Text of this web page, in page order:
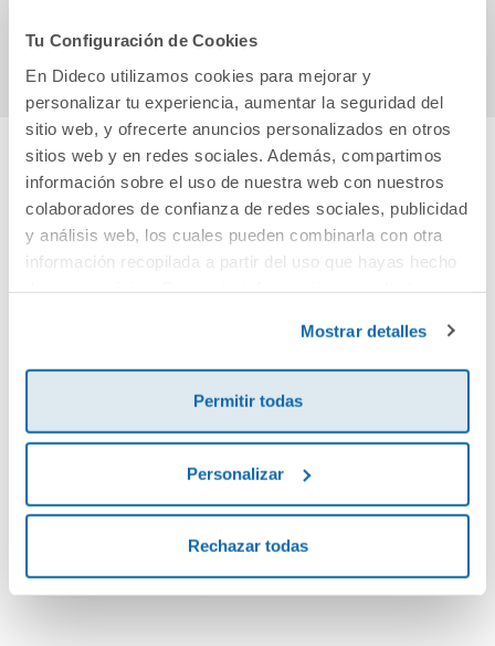
Tu Configuración de Cookies
En Dideco utilizamos cookies para mejorar y
personalizar tu experiencia, aumentar la seguridad del
sitio web, y ofrecerte anuncios personalizados en otros
sitios web y en redes sociales. Además, compartimos
información sobre el uso de nuestra web con nuestros
colaboradores de confianza de redes sociales, publicidad
y análisis web, los cuales pueden combinarla con otra
información recopilada a partir del uso que hayas hecho
Mostrar detalles
Permitir todas
Personalizar
Rechazar todas
Comprar
Cuéntanos tu opinión
¡Sé el primero en valorar este producto!
Debes iniciar sesión para poder valorarlo